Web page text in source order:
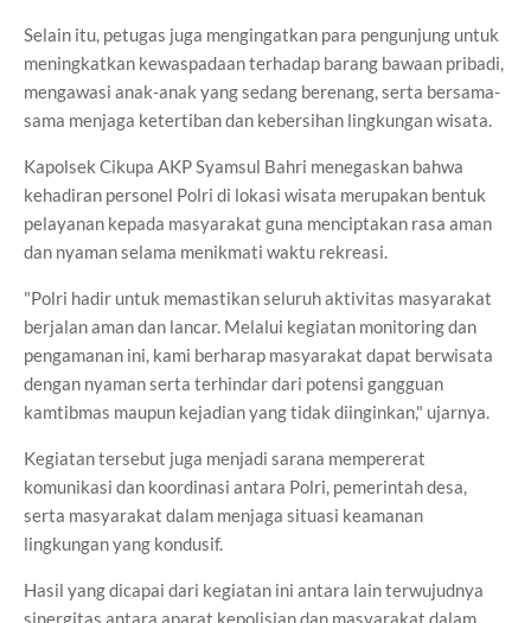
Selain itu, petugas juga mengingatkan para pengunjung untuk
meningkatkan kewaspadaan terhadap barang bawaan pribadi,
mengawasi anak-anak yang sedang berenang, serta bersama-
sama menjaga ketertiban dan kebersihan lingkungan wisata.
Kapolsek Cikupa AKP Syamsul Bahri menegaskan bahwa
kehadiran personel Polri di lokasi wisata merupakan bentuk
pelayanan kepada masyarakat guna menciptakan rasa aman
dan nyaman selama menikmati waktu rekreasi.
"Polri hadir untuk memastikan seluruh aktivitas masyarakat
berjalan aman dan lancar. Melalui kegiatan monitoring dan
pengamanan ini, kami berharap masyarakat dapat berwisata
dengan nyaman serta terhindar dari potensi gangguan
kamtibmas maupun kejadian yang tidak diinginkan," ujarnya.
Kegiatan tersebut juga menjadi sarana mempererat
komunikasi dan koordinasi antara Polri, pemerintah desa,
serta masyarakat dalam menjaga situasi keamanan
lingkungan yang kondusif.
Hasil yang dicapai dari kegiatan ini antara lain terwujudnya
sinergitas antara aparat kepolisian dan masyarakat dalam